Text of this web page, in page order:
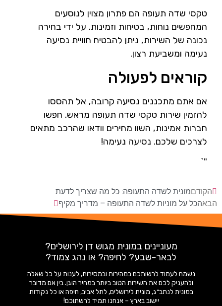
טקסי שדה תעופה הם פתרון מצוין לנוסעים
המחפשים נוחות, בטיחות וזמינות. על ידי בחירה
נכונה של השירות, ניתן להבטיח חוויית נסיעה
נעימה ומשביעת רצון.
קוראים לפעולה
אם אתם מתכננים נסיעה קרובה, אל תהססו
להזמין שירות טקסי שדה תעופה מראש. חפשו
חברות אמינות, השוו מחירים וודאו שהרכב מתאים
לצרכים שלכם. נסיעה נעימה!
"`
הקודםמונית לשדה התעופה: כל מה שצריך לדעת
הבאהכל על מוניות לשדה התעופה – מדריך מקיף
מעוניינים במונית מגוש דן לירושלים?
לבאר-שבע? לחיפה? או נהג צמוד?
נשמח לעמוד לרשותכם במהירות ובמסירות, לענות על כל שאלה
ולהעניק לכם את השירות הטוב ביותר במחיר הוגן. בין אם מדובר
במונית לנתב״ג, מונית לירושלים, לתל אביב, חיפה או כל נקודות
יישוב בארץ – אנחנו תמיד לרשתוכם!